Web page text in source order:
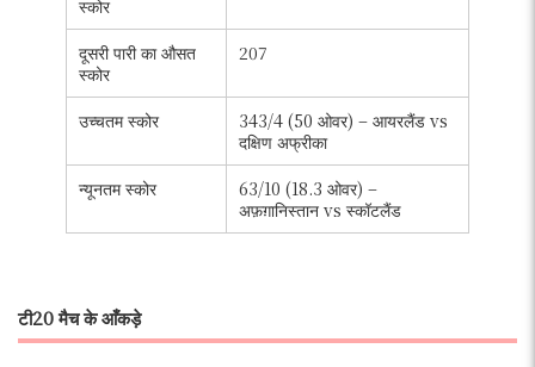
स्कोर
दूसरी पारी का औसत
स्कोर
207
उच्चतम स्कोर
343/4 (50 ओवर) – आयरलैंड vs
दक्षिण अफ्रीका
न्यूनतम स्कोर
63/10 (18.3 ओवर) –
अफ़ग़ानिस्तान vs स्कॉटलैंड
टी20 मैच के आँकड़े